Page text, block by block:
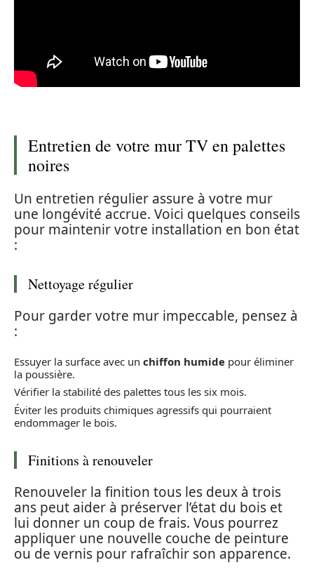
Entretien de votre mur TV en palettes
noires
Un entretien régulier assure à votre mur
une longévité accrue. Voici quelques conseils
pour maintenir votre installation en bon état
:
Nettoyage régulier
Pour garder votre mur impeccable, pensez à
:
Essuyer la surface avec un chiffon humide pour éliminer
la poussière.
Vérifier la stabilité des palettes tous les six mois.
Éviter les produits chimiques agressifs qui pourraient
endommager le bois.
Finitions à renouveler
Renouveler la finition tous les deux à trois
ans peut aider à préserver l’état du bois et
lui donner un coup de frais. Vous pourrez
appliquer une nouvelle couche de peinture
ou de vernis pour rafraîchir son apparence.